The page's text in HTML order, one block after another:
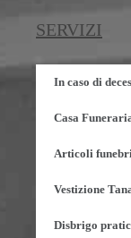
SERVIZI
In caso di
Casa
Articoli
Vestizione
Disbrigo